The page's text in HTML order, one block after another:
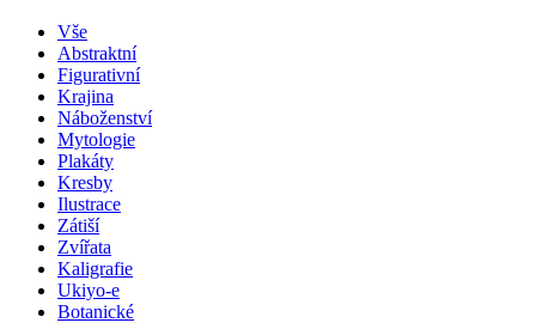
Vše
Abstraktní
Figurativní
Krajina
Náboženství
Mytologie
Plakáty
Kresby
Ilustrace
Zátiší
Zvířata
Kaligrafie
Ukiyo-e
Botanické